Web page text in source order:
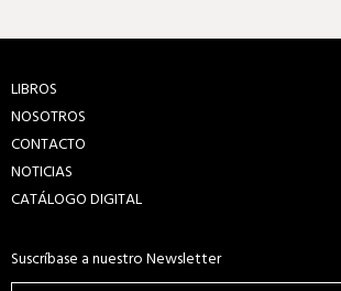
LIBROS
NOSOTROS
CONTACTO
NOTICIAS
CATÁLOGO DIGITAL
Suscríbase a nuestro Newsletter